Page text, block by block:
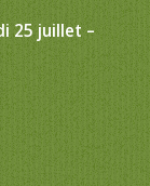
25 juillet –